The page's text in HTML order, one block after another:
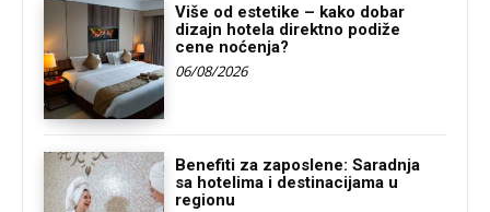
Više od estetike – kako dobar
dizajn hotela direktno podiže
cene noćenja?
06/08/2026
Benefiti za zaposlene: Saradnja
sa hotelima i destinacijama u
regionu